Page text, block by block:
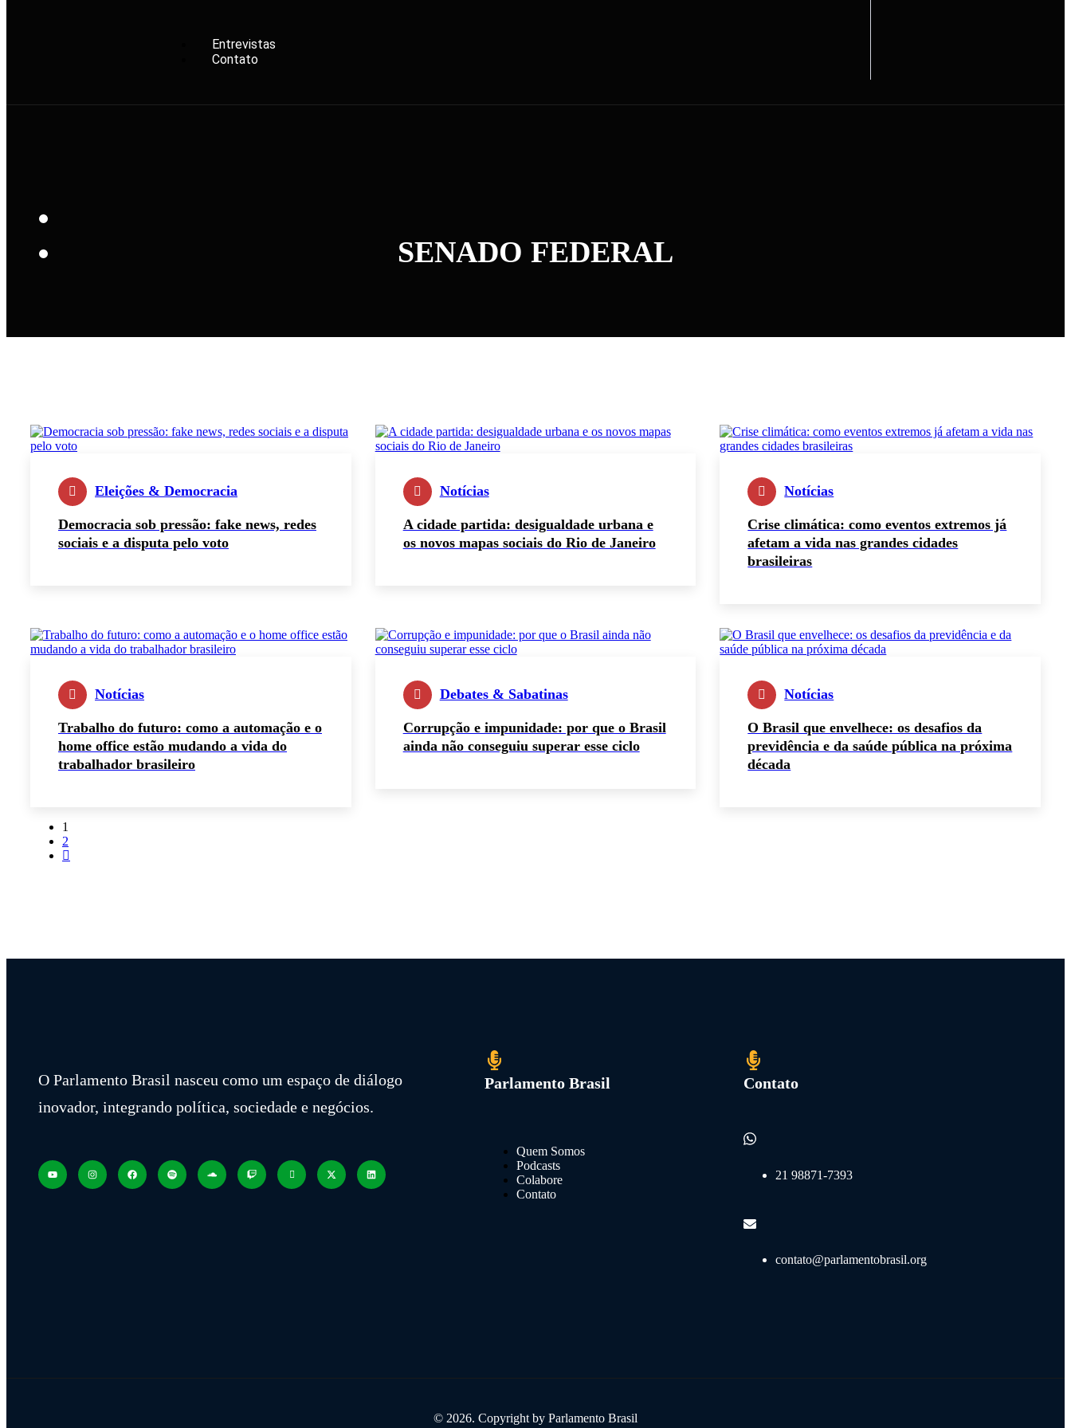
Entrevistas
Contato
SENADO FEDERAL
Eleições & Democracia
Democracia sob pressão: fake news, redes
sociais e a disputa pelo voto
Notícias
A cidade partida: desigualdade urbana e
os novos mapas sociais do Rio de Janeiro
Notícias
Crise climática: como eventos extremos já
afetam a vida nas grandes cidades
brasileiras
Notícias
Trabalho do futuro: como a automação e o
home office estão mudando a vida do
trabalhador brasileiro
Debates & Sabatinas
Corrupção e impunidade: por que o Brasil
ainda não conseguiu superar esse ciclo
Notícias
O Brasil que envelhece: os desafios da
previdência e da saúde pública na próxima
década
1
2
O Parlamento Brasil nasceu como um espaço de diálogo
inovador, integrando política, sociedade e negócios.
Parlamento Brasil
Quem Somos
Podcasts
Colabore
Contato
Contato
21 98871-7393
contato@parlamentobrasil.org
© 2026. Copyright by Parlamento Brasil